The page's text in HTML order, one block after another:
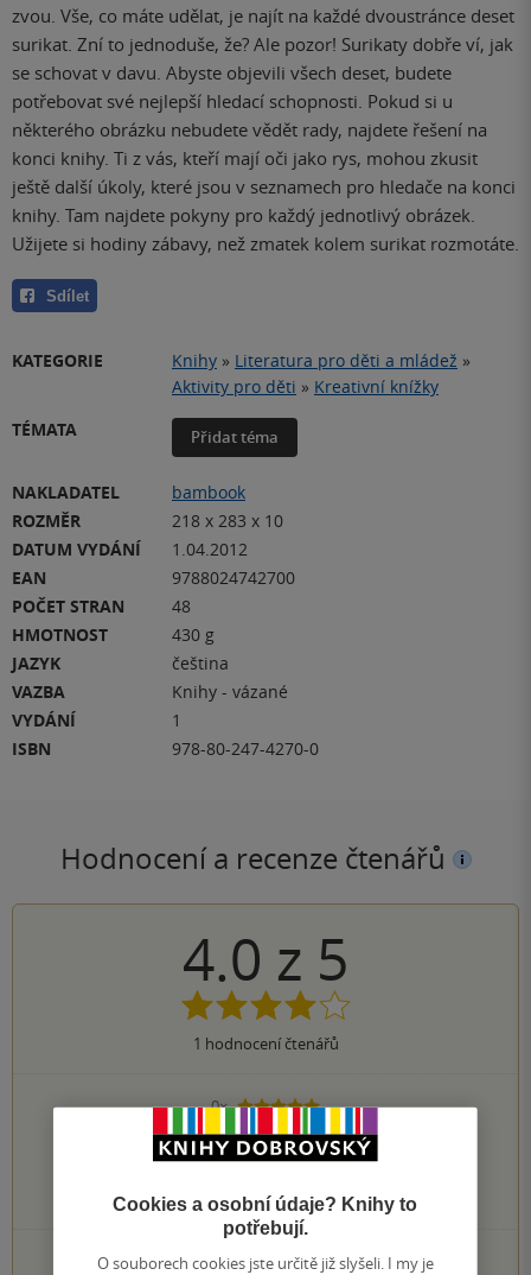
zvou. Vše, co máte udělat, je najít na každé dvoustránce deset
surikat. Zní to jednoduše, že? Ale pozor! Surikaty dobře ví, jak
se schovat v davu. Abyste objevili všech deset, budete
potřebovat své nejlepší hledací schopnosti. Pokud si u
některého obrázku nebudete vědět rady, najdete řešení na
konci knihy. Ti z vás, kteří mají oči jako rys, mohou zkusit
ještě další úkoly, které jsou v seznamech pro hledače na konci
knihy. Tam najdete pokyny pro každý jednotlivý obrázek.
Užijete si hodiny zábavy, než zmatek kolem surikat rozmotáte.
Sdílet
KATEGORIE Knihy » Literatura pro děti a mládež »
Aktivity pro děti » Kreativní knížky
TÉMATA
Přidat téma
NAKLADATEL
bambook
ROZMĚR
218 x 283 x 10
DATUM VYDÁNÍ
1.04.2012
EAN
9788024742700
POČET STRAN
48
HMOTNOST
430 g
JAZYK
čeština
VAZBA
Knihy - vázané
VYDÁNÍ
1
ISBN
978-80-247-4270-0
Hodnocení a recenze čtenářů
4.0 z 5
1 hodnocení čtenářů
0×
5 hvězdiček
1×
4 hvězdičky
0×
3 hvězdičky
0×
1 hvezdička
PŘIDEJTE SVÉ HODNOCENÍ KNIHY
Cookies a osobní údaje? Knihy to
potřebují.
O souborech cookies jste určitě již slyšeli. I my je